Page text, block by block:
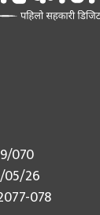
070
05/26
078